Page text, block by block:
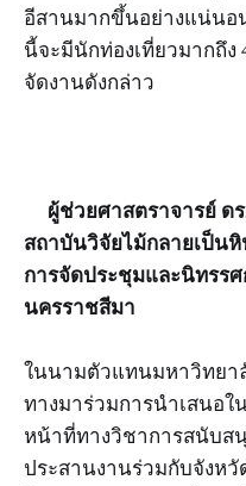
อีสานมากขึ้นอย่างแน่นอ
นี้จะมีนักท่องเที่ยวมากถึ
จัดงานดังกล่าว
ผู้ช่วยศาสตราจารย์ ด
สถาบันวิจัยไม้กลายเป็น
การจัดประชุมและนิทรร
นครราชสีมา
ในนามตัวแทนมหาวิทยา
ทางมาร่วมการนำเสนอใ
หน้าที่ทางวิชาการสนับส
ประสานงานร่วมกับจังห